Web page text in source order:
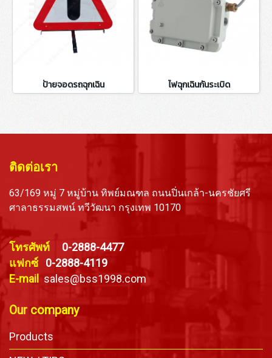
ป้ายจอดรถฉุกเฉิน ไฟฉุกเฉินกันระเบิด
ติดต่อเรา
63/169 หมู่ 7 หมู่บ้าน ทิพย์มณฑล ถนนปิ่นเกล้า-นครชัยศรี
ศาลาธรรมสพน์ ทวีวัฒนา กรุงเทพ 10170
โทรศัพท์ 0-2888-4477
แฟกซ์ 0-2888-4119
E-mail
sales@bss1998.com
Our company
Products